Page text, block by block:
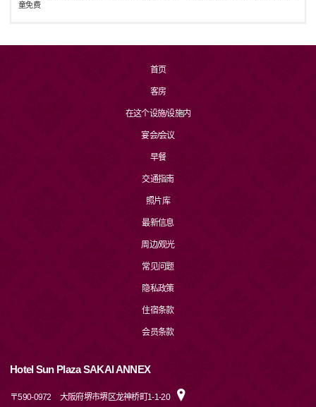
童免费
首页
客房
在这个设施/设施内
宴会/会议
早餐
交通指南
照片库
最新信息
周边/观光
常见问题
隐私政策
住宿条款
会员条款
Hotel Sun Plaza SAKAI ANNEX
〒590-0972 大阪府堺市堺区龙神桥町1-1-20